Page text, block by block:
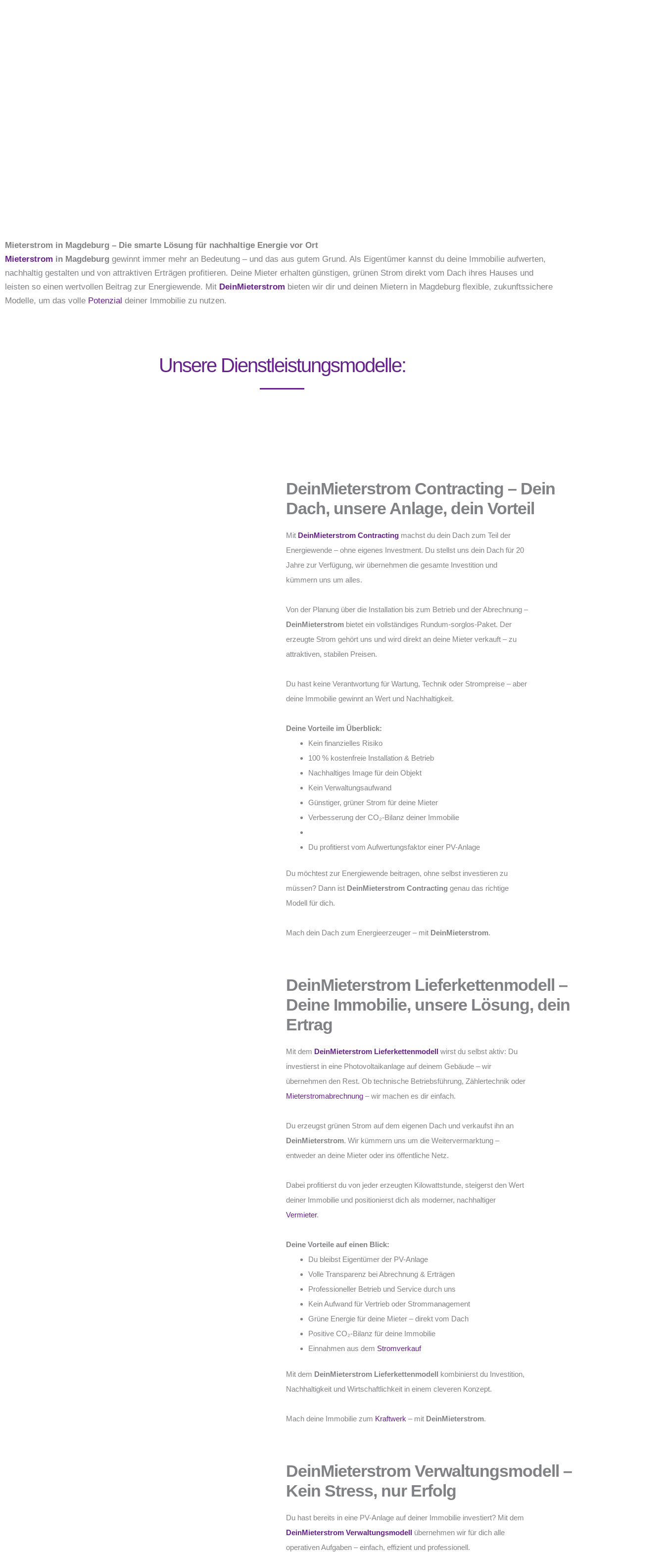
Mieterstrom in Magdeburg – Die smarte Lösung für nachhaltige Energie vor Ort
Mieterstrom in Magdeburg gewinnt immer mehr an Bedeutung – und das aus gutem Grund. Als Eigentümer kannst du deine Immobilie aufwerten,
nachhaltig gestalten und von attraktiven Erträgen profitieren. Deine Mieter erhalten günstigen, grünen Strom direkt vom Dach ihres Hauses und
leisten so einen wertvollen Beitrag zur Energiewende. Mit DeinMieterstrom bieten wir dir und deinen Mietern in Magdeburg flexible, zukunftssichere
Modelle, um das volle Potenzial deiner Immobilie zu nutzen.
Unsere Dienstleistungsmodelle:
DeinMieterstrom Contracting – Dein
Dach, unsere Anlage, dein Vorteil
Mit DeinMieterstrom Contracting machst du dein Dach zum Teil der
Energiewende – ohne eigenes Investment. Du stellst uns dein Dach für 20
Jahre zur Verfügung, wir übernehmen die gesamte Investition und
kümmern uns um alles.
Von der Planung über die Installation bis zum Betrieb und der Abrechnung –
DeinMieterstrom bietet ein vollständiges Rundum-sorglos-Paket. Der
erzeugte Strom gehört uns und wird direkt an deine Mieter verkauft – zu
attraktiven, stabilen Preisen.
Du hast keine Verantwortung für Wartung, Technik oder Strompreise – aber
deine Immobilie gewinnt an Wert und Nachhaltigkeit.
Deine Vorteile im Überblick:
Kein finanzielles Risiko
100 % kostenfreie Installation & Betrieb
Nachhaltiges Image für dein Objekt
Kein Verwaltungsaufwand
Günstiger, grüner Strom für deine Mieter
Verbesserung der CO₂-Bilanz deiner Immobilie
Du profitierst vom Aufwertungsfaktor einer PV-Anlage
Du möchtest zur Energiewende beitragen, ohne selbst investieren zu
müssen? Dann ist DeinMieterstrom Contracting genau das richtige
Modell für dich.
Mach dein Dach zum Energieerzeuger – mit DeinMieterstrom.
DeinMieterstrom Lieferkettenmodell –
Deine Immobilie, unsere Lösung, dein
Ertrag
Mit dem DeinMieterstrom Lieferkettenmodell wirst du selbst aktiv: Du
investierst in eine Photovoltaikanlage auf deinem Gebäude – wir
übernehmen den Rest. Ob technische Betriebsführung, Zählertechnik oder
Mieterstromabrechnung – wir machen es dir einfach.
Du erzeugst grünen Strom auf dem eigenen Dach und verkaufst ihn an
DeinMieterstrom. Wir kümmern uns um die Weitervermarktung –
entweder an deine Mieter oder ins öffentliche Netz.
Dabei profitierst du von jeder erzeugten Kilowattstunde, steigerst den Wert
deiner Immobilie und positionierst dich als moderner, nachhaltiger
Vermieter.
Deine Vorteile auf einen Blick:
Du bleibst Eigentümer der PV-Anlage
Volle Transparenz bei Abrechnung & Erträgen
Professioneller Betrieb und Service durch uns
Kein Aufwand für Vertrieb oder Strommanagement
Grüne Energie für deine Mieter – direkt vom Dach
Positive CO₂-Bilanz für deine Immobilie
Einnahmen aus dem Stromverkauf
Mit dem DeinMieterstrom Lieferkettenmodell kombinierst du Investition,
Nachhaltigkeit und Wirtschaftlichkeit in einem cleveren Konzept.
Mach deine Immobilie zum Kraftwerk – mit DeinMieterstrom.
DeinMieterstrom Verwaltungsmodell –
Kein Stress, nur Erfolg
Du hast bereits in eine PV-Anlage auf deiner Immobilie investiert? Mit dem
DeinMieterstrom Verwaltungsmodell übernehmen wir für dich alle
operativen Aufgaben – einfach, effizient und professionell.